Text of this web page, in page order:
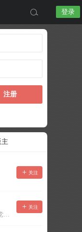
登录
注册
关注
一只小萌新，万年摸鱼党！已经脱坑了。。。
关注